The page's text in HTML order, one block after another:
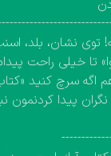
توی نشان، بلد،
تا خیلی راحت
اگه سرچ کنید
پیدا کردنمون